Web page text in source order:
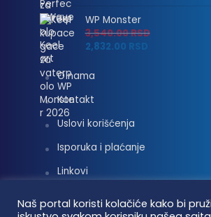
WP Monster
3,540.00RSD
2,832.00 RSD
O nama
Kontakt
Uslovi korišćenja
Isporuka i plaćanje
Linkovi
Naš portal koristi kolačiće kako bi